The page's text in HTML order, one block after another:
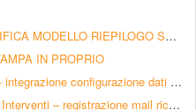
AGGIORNAMENTO PER MODIFICA MODELLO RIEPILOGO SCADENZA RATE CON PRATICHE LEGALI - LIBERATORIA
IN PROPRIO
Aggiornamento del 05/03/2020 - integrazione configurazione dati intermediario per pagamento F24 tramite Entratel
Aggiornamento del 10/04/2020: Interventi – registrazione mail ricevute nella sezione comunicazioni (scheda intervento)